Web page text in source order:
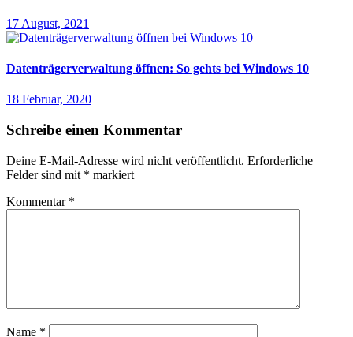
17 August, 2021
Datenträgerverwaltung öffnen: So gehts bei Windows 10
18 Februar, 2020
Schreibe einen Kommentar
Deine E-Mail-Adresse wird nicht veröffentlicht. Erforderliche
Felder sind mit * markiert
Kommentar *
Name *